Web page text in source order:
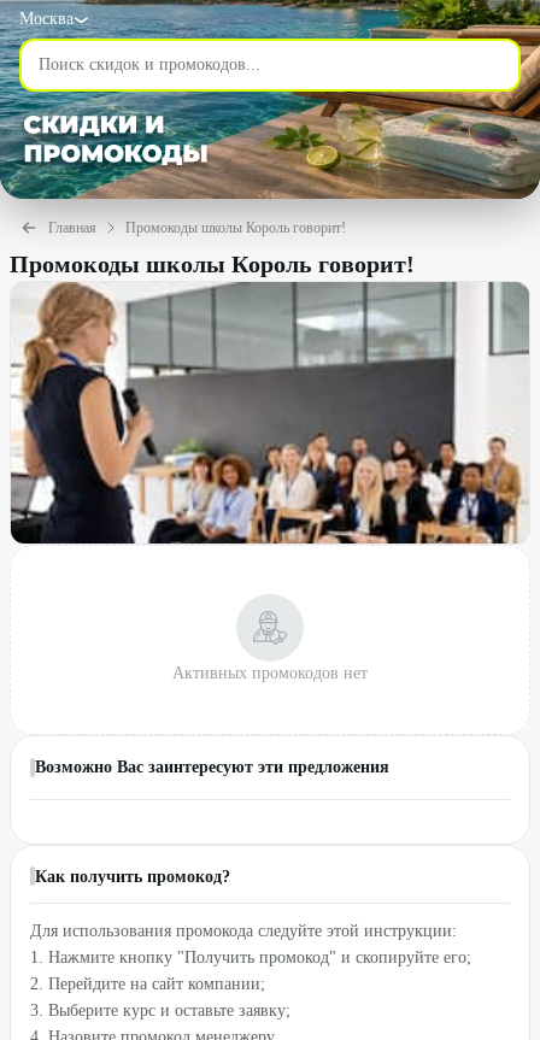
Москва
Главная Промокоды школы Король говорит!
Промокоды школы Король говорит!
Активных промокодов нет
Возможно Вас заинтересуют эти предложения
Как получить промокод?
Для использования промокода следуйте этой инструкции:
1. Нажмите кнопку "Получить промокод" и скопируйте его;
2. Перейдите на сайт компании;
3. Выберите курс и оставьте заявку;